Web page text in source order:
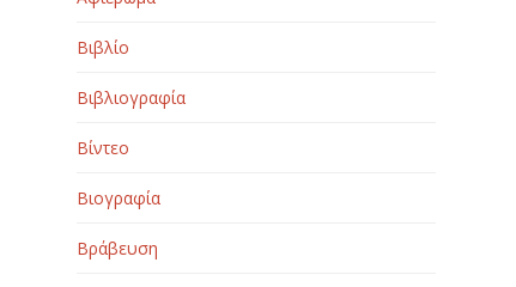
Βιβλίο
Βιβλιογραφία
Βίντεο
Βιογραφία
Βράβευση